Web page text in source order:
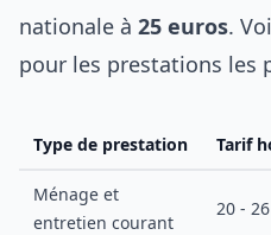
nationale à 25 euros.
pour les prestations les
Type de prestation Tarif
Ménage et
entretien courant
20 -